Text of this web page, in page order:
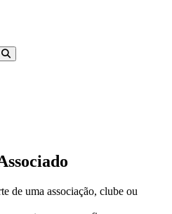
de uma associação, clube ou